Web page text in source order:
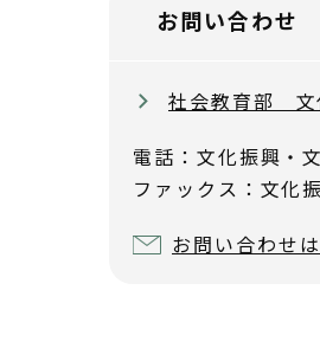
お問い合わせ
社会教育部 文
電話：文化振興
ファックス：文
お問い合わせ